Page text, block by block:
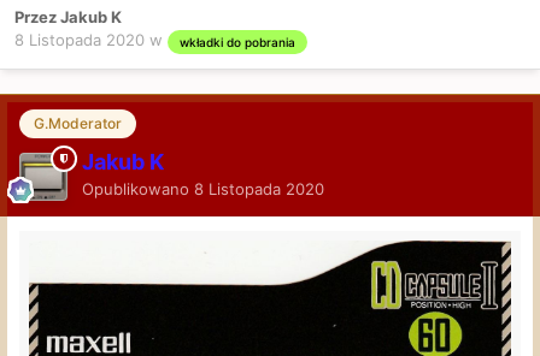
Przez Jakub K
8 Listopada 2020 w wkładki do pobrania
G.Moderator
Jakub K
Opublikowano 8 Listopada 2020